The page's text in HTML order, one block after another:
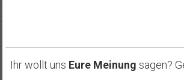
Ihr wollt uns Eure Meinung sagen?